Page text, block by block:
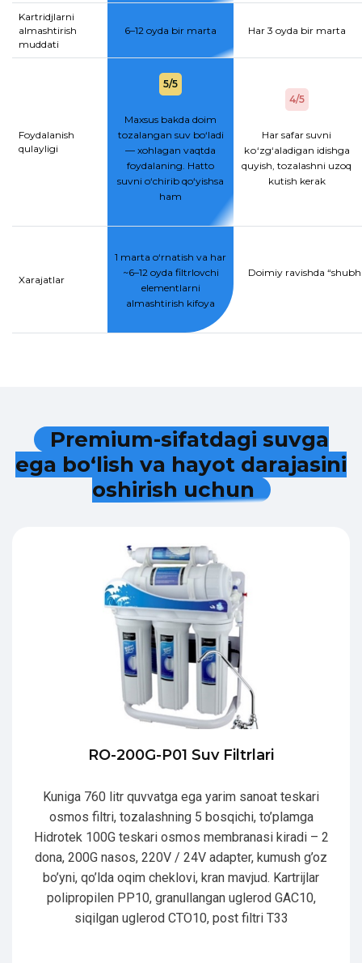
Kartridjlarni
almashtirish
muddati
6–12 oyda bir marta Har 3 oyda bir marta
Foydalanish
qulayligi
5/5
Maxsus bakda doim
tozalangan suv bo‘ladi
— xohlagan vaqtda
foydalaning. Hatto
suvni o‘chirib qo‘yishsa
ham
4/5
Har safar suvni
kо‘zg‘aladigan idishga
quyish, tozalashni uzoq
kutish kerak
Xarajatlar
1 marta o‘rnatish va har
~6–12 oyda filtrlovchi
elementlarni
almashtirish kifoya
Doimiy ravishda
Premium-sifatdagi suvga
ega bo‘lish va hayot darajasini
oshirish uchun
RO-200G-P01 Suv Filtrlari
Kuniga 760 litr quvvatga ega yarim sanoat teskari
osmos filtri, tozalashning 5 bosqichi, to’plamga
Hidrotek 100G teskari osmos membranasi kiradi – 2
dona, 200G nasos, 220V / 24V adapter, kumush g’oz
bo’yni, qo’lda oqim cheklovi, kran mavjud. Kartrijlar
polipropilen PP10, granullangan uglerod GAC10,
siqilgan uglerod CTO10, post filtri T33